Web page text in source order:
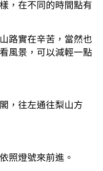
，在不同的時間點有
路實在辛苦，當然也
風景，可以減輕一點
，往左通往梨山方
照燈號來前進。